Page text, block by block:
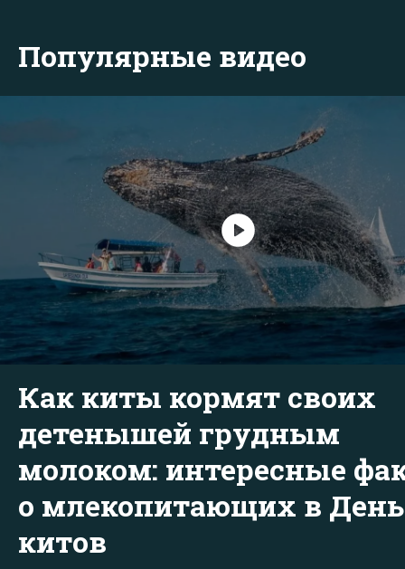
Популярные видео
Как киты кормят своих
детенышей грудным
молоком: интересные
о млекопитающих в День
китов